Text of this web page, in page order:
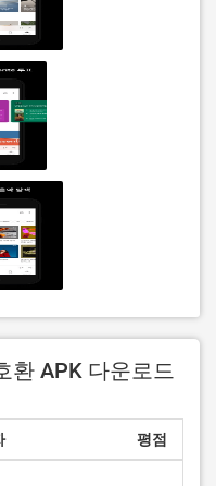
환 APK 다운로드
평점